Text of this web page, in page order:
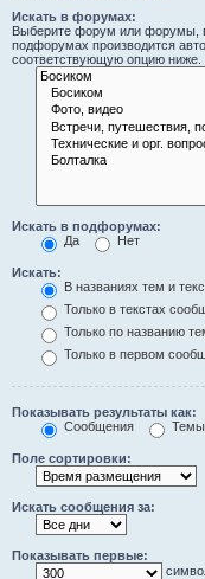
Искать в форумах:
Выберите форум или форумы,
подфорумах производится
соответствующую опцию ниже.
Искать в подфорумах:
Да
Нет
Искать:
В названиях тем и
Только в текстах
Только по названию
Только в первом
Показывать результаты как:
Сообщения
Темы
Поле сортировки:
Искать сообщения за:
Показывать первые: